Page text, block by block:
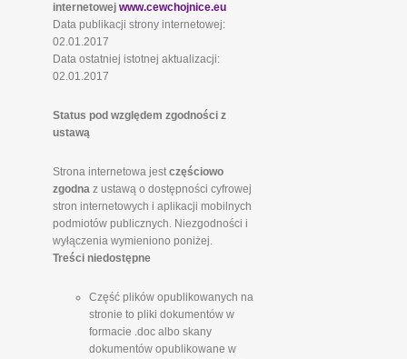
internetowej www.cewchojnice.eu
Data publikacji strony internetowej:
02.01.2017
Data ostatniej istotnej aktualizacji:
02.01.2017
Status pod względem zgodności z
ustawą
Strona internetowa jestczęściowo
zgodnaz ustawą o dostępności cyfrowej
stron internetowych i aplikacji mobilnych
podmiotów publicznych. Niezgodności i
wyłączenia wymieniono poniżej.
Treści niedostępne
Część plików opublikowanych na
stronie to pliki dokumentów w
formacie .doc albo skany
dokumentów opublikowane w